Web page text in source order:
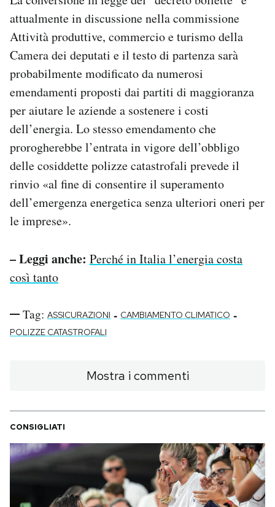
attualmente in discussione nella commissione
Attività produttive, commercio e turismo della
Camera dei deputati e il testo di partenza sarà
probabilmente modificato da numerosi
emendamenti proposti dai partiti di maggioranza
per aiutare le aziende a sostenere i costi
dell’energia. Lo stesso emendamento che
prorogherebbe l’entrata in vigore dell’obbligo
delle cosiddette polizze catastrofali prevede il
rinvio «al fine di consentire il superamento
dell’emergenza energetica senza ulteriori oneri per
le imprese».
– Leggi anche: Perché in Italia l’energia costa
così tanto
Tag: ASSICURAZIONI - CAMBIAMENTO CLIMATICO -
POLIZZE CATASTROFALI
Mostra i commenti
CONSIGLIATI